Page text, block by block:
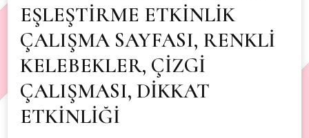
EŞLEŞTİRME ETKİNLİK
ÇALIŞMA SAYFASI, RENKLİ
KELEBEKLER, ÇİZGİ
ÇALIŞMASI, DİKKAT
ETKİNLİĞİ